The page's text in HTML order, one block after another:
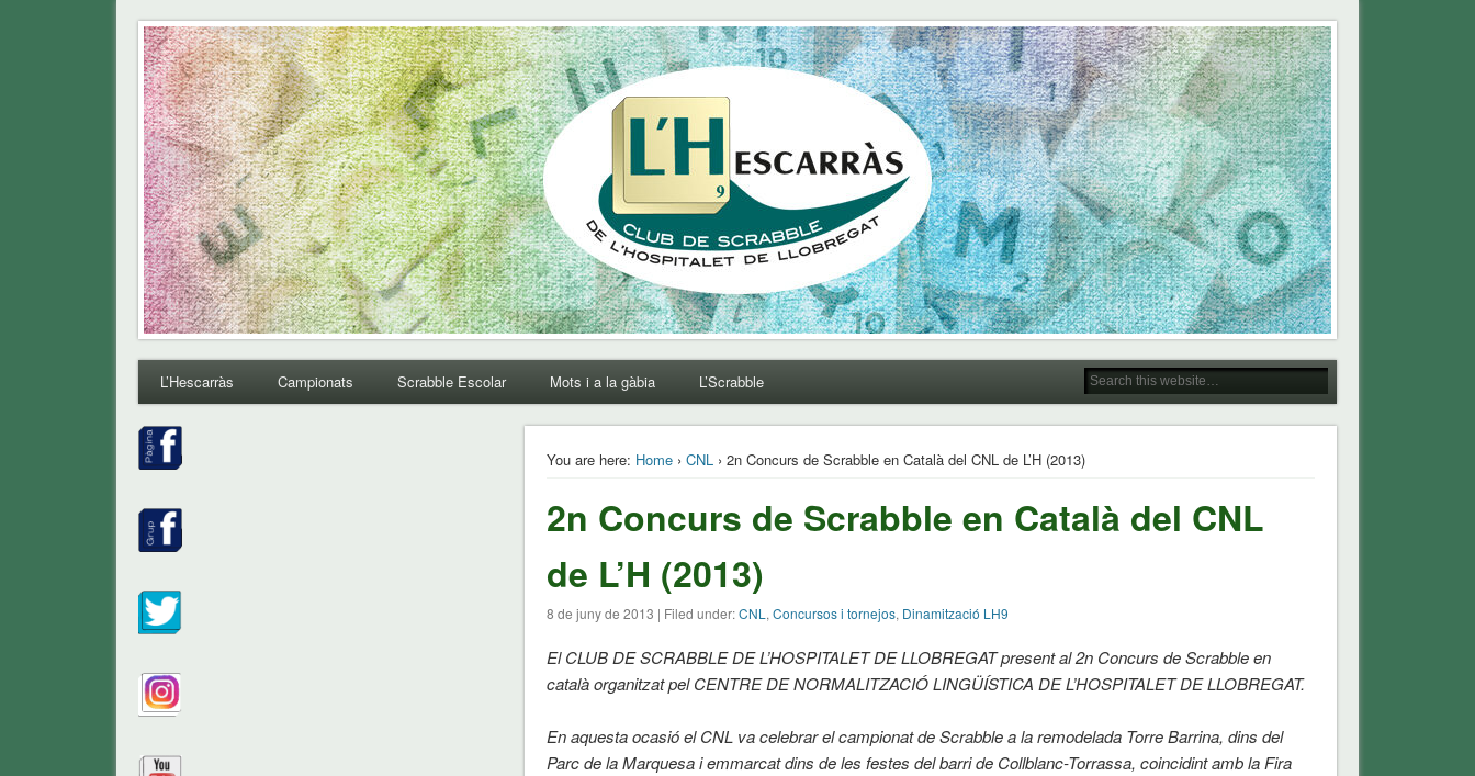
L'Hescarras
Club de Scrabble de L'Hospitalet de Llobregat
L’Hescarràs Campionats Scrabble Escolar Mots i a la gàbia L’Scrabble
You are here: Home ›CNL › 2n Concurs de Scrabble en Català del CNL de L’H (2013)
2n Concurs de Scrabble en Català del CNL
de L’H (2013)
8 de juny de 2013 | Filed under:CNL ,Concursos i tornejos, Dinamització LH9
El CLUB DE SCRABBLE DE L’HOSPITALET DE LLOBREGAT present al 2n Concurs de Scrabble en
català organitzat pel CENTRE DE NORMALITZACIÓ LINGÜÍSTICA DE L’HOSPITALET DE LLOBREGAT.
En aquesta ocasió el CNL va celebrar el campionat de Scrabble a la remodelada Torre Barrina, dins del
Parc de la Marquesa i emmarcat dins de les festes del barri de Collblanc-Torrassa, coincidint amb la Fira